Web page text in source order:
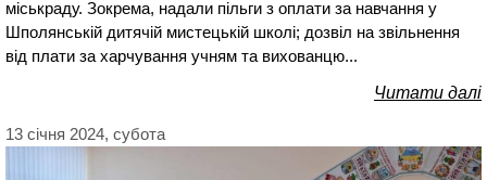
міськраду. Зокрема, надали пільги з оплати за навчання у
Шполянській дитячій мистецькій школі; дозвіл на звільнення
від плати за харчування учням та вихованцю...
Читати далі
13 січня 2024, субота